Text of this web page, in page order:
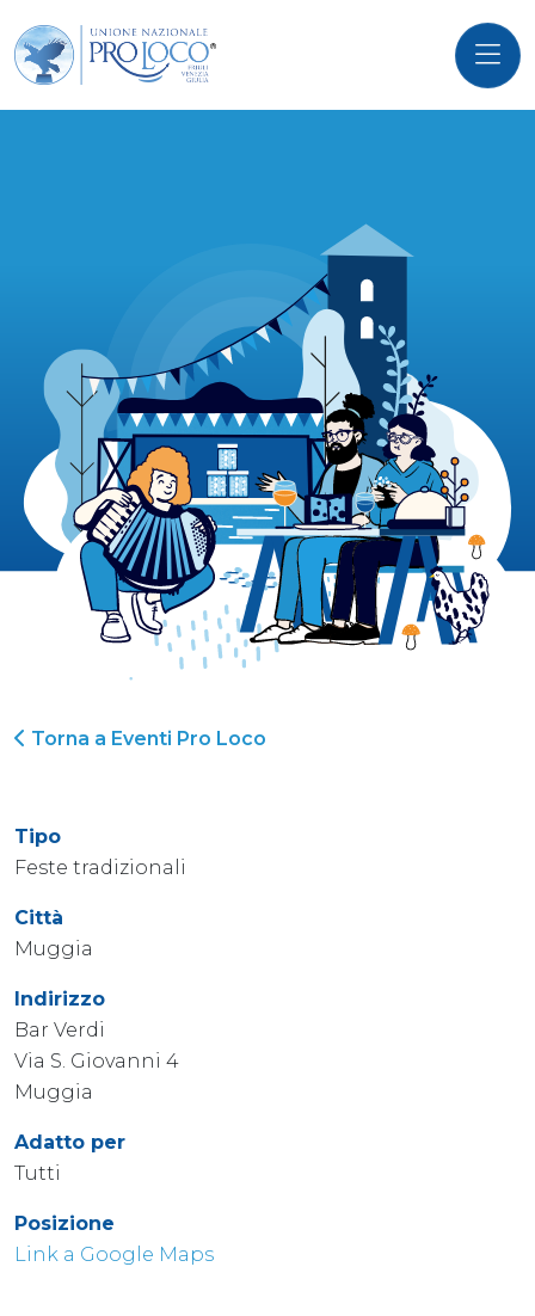
Torna a Eventi Pro Loco
Tipo
Feste tradizionali
Città
Muggia
Indirizzo
Bar Verdi
Via S. Giovanni 4
Muggia
Adatto per
Tutti
Posizione
Link a Google Maps